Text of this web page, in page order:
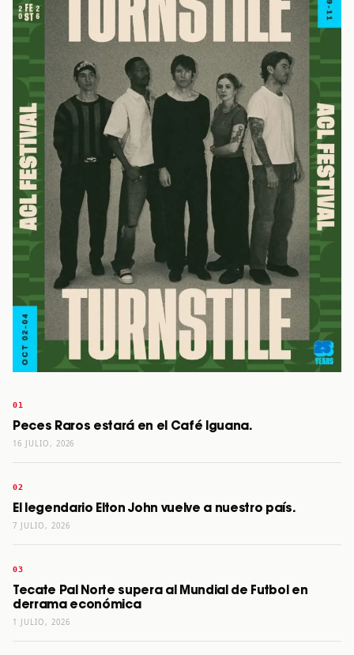
Peces Raros estará en el Café Iguana.
16 JULIO, 2026
El legendario Elton John vuelve a nuestro país.
7 JULIO, 2026
Tecate Pal Norte supera al Mundial de Futbol en
derrama económica
1 JULIO, 2026